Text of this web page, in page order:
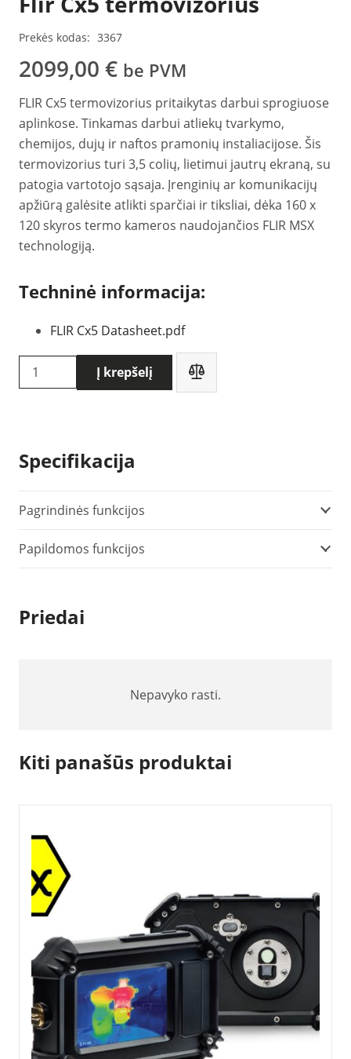
Prekės kodas: 3367
2099,00 € be PVM
FLIR Cx5 termovizorius pritaikytas darbui sprogiuose
aplinkose. Tinkamas darbui atliekų tvarkymo,
chemijos, dujų ir naftos pramonių instaliacijose. Šis
termovizorius turi 3,5 colių, lietimui jautrų ekraną, su
patogia vartotojo sąsaja. Įrenginių ar komunikacijų
apžiūrą galėsite atlikti sparčiai ir tiksliai, dėka 160 x
120 skyros termo kameros naudojančios FLIR MSX
technologiją.
Techninė informacija:
FLIR Cx5 Datasheet.pdf
produkto
kiekis:
Į krepšelį
Specifikacija
Pagrindinės funkcijos
Papildomos funkcijos
Priedai
Nepavyko rasti.
Kiti panašūs produktai